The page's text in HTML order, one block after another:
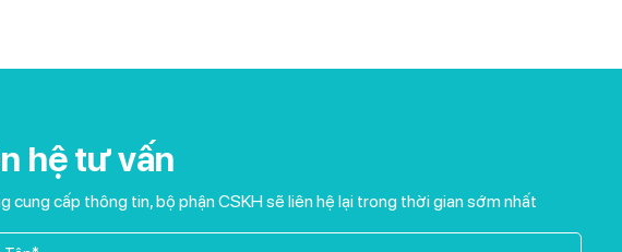
hệ tư vấn
cung cấp thông tin, bộ phận CSKH sẽ liên hệ lại trong thời gian sớm nhất